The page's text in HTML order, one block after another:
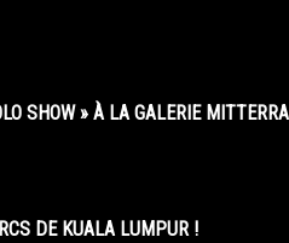
SHOW » À LA GALERIE
DE KUALA LUMPUR !